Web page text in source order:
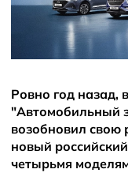
Ровно год назад,
"Автомобильный
возобновил свою
новый
четырьмя